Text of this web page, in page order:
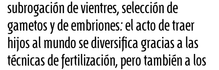
subrogación de vientres, selección de
gametos y de embriones: el acto de traer
hijos al mundo se diversifica gracias a las
técnicas de fertilización, pero también a los